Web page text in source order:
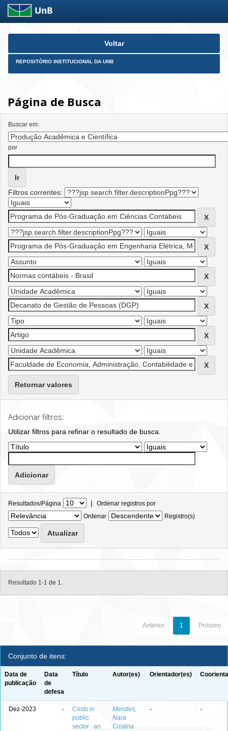
Skip
Voltar
REPOSITÓRIO INSTITUCIONAL DA UNB
Página de Busca
Buscar em:
por
Filtros correntes:
Retornar valores
Adicionar filtros:
Utilizar filtros para refinar o resultado de busca.
Resultados/Página | Ordenar registros por
Ordenar
Registro(s)
Resultado 1-1 de 1.
Anterior 1 Próximo
Conjunto de itens:
Data de
publicação
Data
de
defesa
Título Autor(es) Orientador(es)
Dez-2023 -
Costs in
public
sector : an
Mendes,
Nara
Cristina
- -